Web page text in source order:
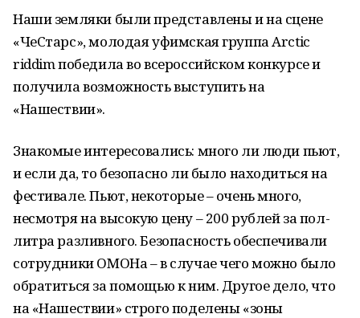
Наши земляки были представлены и на сцене
«ЧеСтарс», молодая уфимская группаArctic
riddimпобедила во всероссийском конкурсе и
получила возможность выступить на
«Нашествии».
Знакомые интересовались: много ли люди пьют,
и если да, то безопасно ли было находиться на
фестивале. Пьют, некоторые – очень много,
несмотря на высокую цену – 200 рублей за пол-
литра разливного. Безопасность обеспечивали
сотрудники ОМОНа – в случае чего можно было
обратиться за помощью к ним. Другое дело, что
на «Нашествии» строго поделены «зоны